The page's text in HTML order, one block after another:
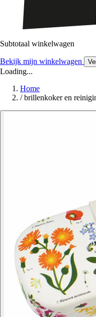
Subtotaal winkelwagen
Bekijk mijn winkelwagen
Loading...
Home
/ brillenkoker en